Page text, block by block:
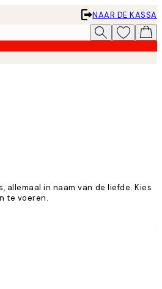
NAAR DE KASSA
in naam van de liefde. Kies
te voeren.